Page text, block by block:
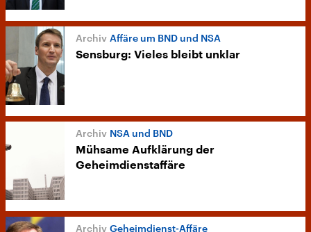
Affäre um BND und NSA
Sensburg: Vieles bleibt unklar
NSA und BND
Mühsame Aufklärung der
Geheimdienstaffäre
Geheimdienst-Affäre